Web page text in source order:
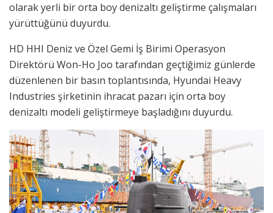
olarak yerli bir orta boy denizaltı geliştirme çalışmaları
yürüttüğünü duyurdu.
HD HHI Deniz ve Özel Gemi İş Birimi Operasyon
Direktörü Won-Ho Joo tarafından geçtiğimiz günlerde
düzenlenen bir basın toplantısında, Hyundai Heavy
Industries şirketinin ihracat pazarı için orta boy
denizaltı modeli geliştirmeye başladığını duyurdu.